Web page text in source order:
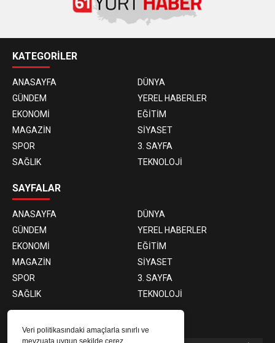
Veri politikasındaki amaçlarla sınırlı ve
mevzuata uygun şekilde çerez
KATEGORİLER
ANASAYFA
DÜNYA
GÜNDEM
YEREL HABERLER
EKONOMİ
EĞİTİM
MAGAZİN
SİYASET
SPOR
3. SAYFA
SAĞLIK
TEKNOLOJİ
SAYFALAR
ANASAYFA
DÜNYA
GÜNDEM
YEREL HABERLER
EKONOMİ
EĞİTİM
MAGAZİN
SİYASET
SPOR
3. SAYFA
SAĞLIK
TEKNOLOJİ